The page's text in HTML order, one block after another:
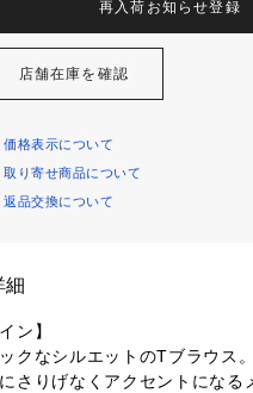
再入荷お知らせ登録
店舗在庫を確認
価格表示について
取り寄せ商品について
返品交換について
細
ン】
クなシルエットのTブラウス。
さりげなくアクセントになる